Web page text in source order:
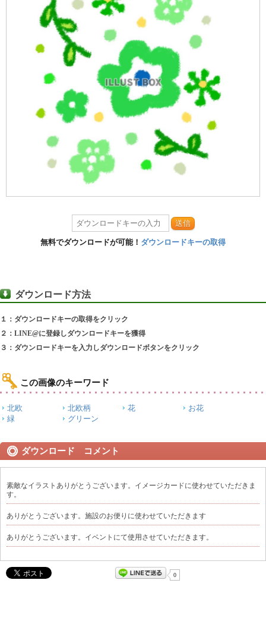
送信
無料でダウンロードが可能！ ダウンロードキーの取得
ダウンロード方法
１：ダウンロードキーの取得をクリック
２：LINE@に登録しダウンロードキーを獲得
３：ダウンロードキーを入力しダウンロードボタンをクリック
この画像のキーワード
北欧 北欧柄 花
お花
緑
グリーン
ダウンロード コメント
素敵なイラストありがとうございます。イメージカードに使わせていただきま
す。
ありがとうございます。施設のお便りに使わせていただきます
ありがとうございます。イベントにて使用させていただきます。
0